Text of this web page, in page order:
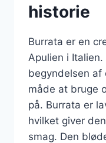
historie
Burrata er en
Apulien i
begyndelsen af
måde at bruge
på. Burrata er
hvilket giver
smag. Den